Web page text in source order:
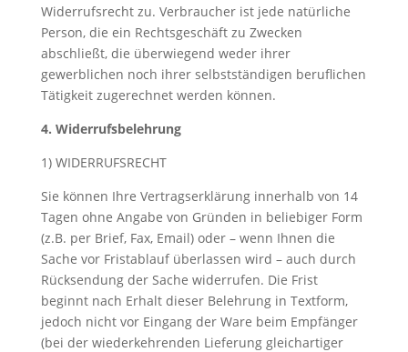
Widerrufsrecht zu. Verbraucher ist jede natürliche
Person, die ein Rechtsgeschäft zu Zwecken
abschließt, die überwiegend weder ihrer
gewerblichen noch ihrer selbstständigen beruflichen
Tätigkeit zugerechnet werden können.
4. Widerrufsbelehrung
1) WIDERRUFSRECHT
Sie können Ihre Vertragserklärung innerhalb von 14
Tagen ohne Angabe von Gründen in beliebiger Form
(z.B. per Brief, Fax, Email) oder – wenn Ihnen die
Sache vor Fristablauf überlassen wird – auch durch
Rücksendung der Sache widerrufen. Die Frist
beginnt nach Erhalt dieser Belehrung in Textform,
jedoch nicht vor Eingang der Ware beim Empfänger
(bei der wiederkehrenden Lieferung gleichartiger